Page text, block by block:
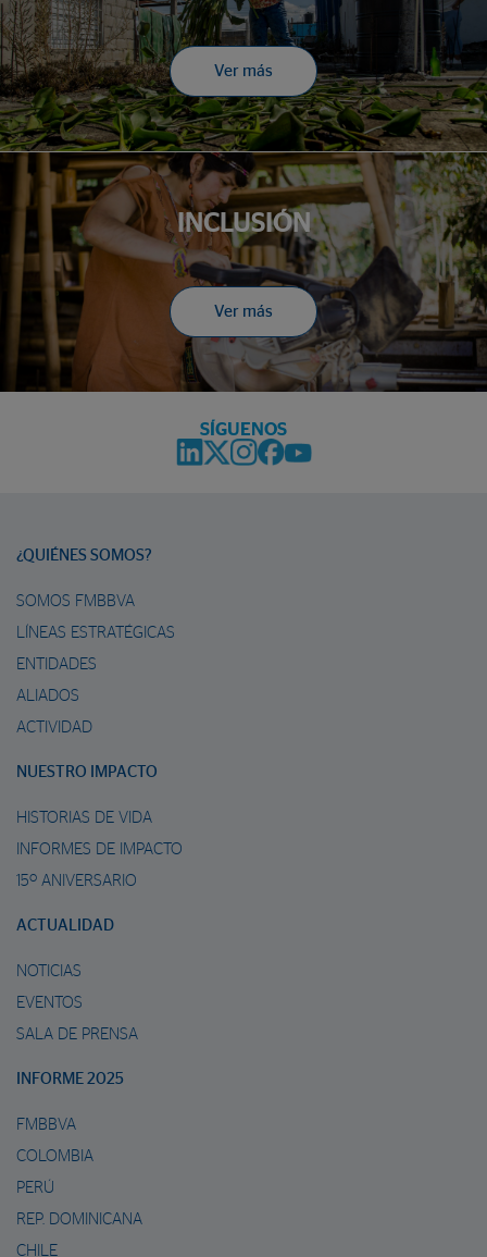
Ver más
INCLUSIÓN
Ver más
SÍGUENOS
¿QUIÉNES SOMOS?
SOMOS FMBBVA
LÍNEAS ESTRATÉGICAS
ENTIDADES
ALIADOS
ACTIVIDAD
NUESTRO IMPACTO
HISTORIAS DE VIDA
INFORMES DE IMPACTO
15º ANIVERSARIO
ACTUALIDAD
NOTICIAS
EVENTOS
SALA DE PRENSA
INFORME 2025
FMBBVA
COLOMBIA
PERÚ
REP. DOMINICANA
CHILE